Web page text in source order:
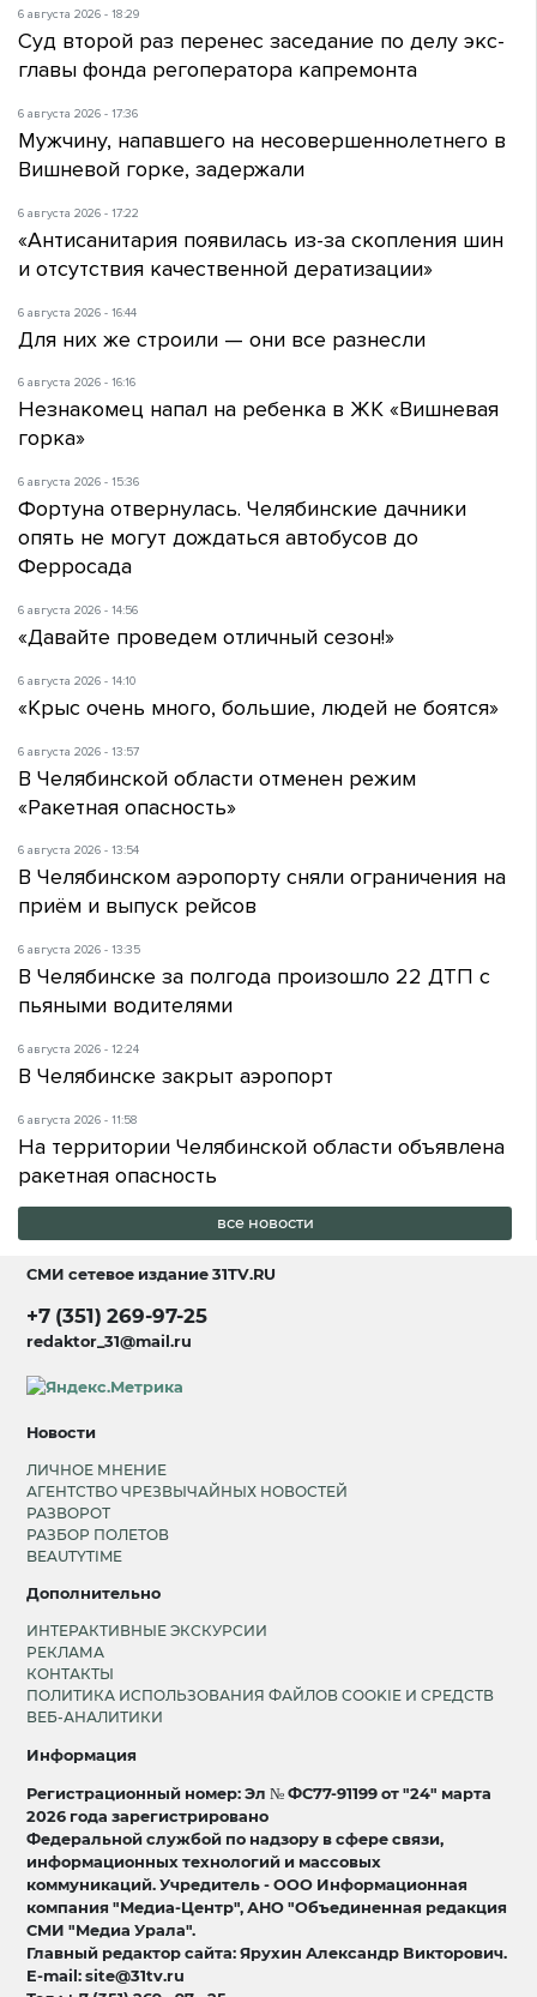
6 августа 2026 - 18:29
Суд второй раз перенес заседание по делу экс-
главы фонда регоператора капремонта
6 августа 2026 - 17:36
Мужчину, напавшего на несовершеннолетнего в
Вишневой горке, задержали
6 августа 2026 - 17:22
«Антисанитария появилась из-за скопления шин
и отсутствия качественной дератизации»
6 августа 2026 - 16:44
Для них же строили — они все разнесли
6 августа 2026 - 16:16
Незнакомец напал на ребенка в ЖК «Вишневая
горка»
6 августа 2026 - 15:36
Фортуна отвернулась. Челябинские дачники
опять не могут дождаться автобусов до
Ферросада
6 августа 2026 - 14:56
«Давайте проведем отличный сезон!»
6 августа 2026 - 14:10
«Крыс очень много, большие, людей не боятся»
6 августа 2026 - 13:57
В Челябинской области отменен режим
«Ракетная опасность»
6 августа 2026 - 13:54
В Челябинском аэропорту сняли ограничения на
приём и выпуск рейсов
6 августа 2026 - 13:35
В Челябинске за полгода произошло 22 ДТП с
пьяными водителями
6 августа 2026 - 12:24
В Челябинске закрыт аэропорт
6 августа 2026 - 11:58
На территории Челябинской области объявлена
ракетная опасность
все новости
СМИ сетевое издание31TV.RU
+7 (351) 269-97-25
redaktor_31@mail.ru
Новости
ЛИЧНОЕ МНЕНИЕ
АГЕНТСТВО ЧРЕЗВЫЧАЙНЫХ НОВОСТЕЙ
РАЗВОРОТ
РАЗБОР ПОЛЕТОВ
BEAUTYTIME
Дополнительно
ИНТЕРАКТИВНЫЕ ЭКСКУРСИИ
РЕКЛАМА
КОНТАКТЫ
ПОЛИТИКА ИСПОЛЬЗОВАНИЯ ФАЙЛОВ COOKIE И СРЕДСТВ
ВЕБ-АНАЛИТИКИ
Информация
Регистрационный номер: Эл № ФС77-91199 от "24" марта
2026 года зарегистрировано
Федеральной службой по надзору в сфере связи,
информационных технологий и массовых
коммуникаций. Учредитель - ООО Информационная
компания "Медиа-Центр", АНО "Объединенная редакция
СМИ "Медиа Урала".
Главный редактор сайта: Ярухин Александр Викторович.
E-mail: site@31tv.ru